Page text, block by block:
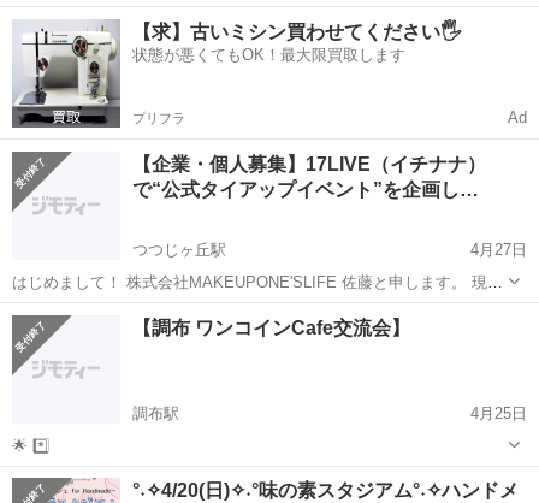
ャンペーンもやっているので詳細は ホームページからLINE公式アカウ
ントを登録して頂きお問い合わせください^.^/ <ホームページ> 1st-
for...
東京 調布市 調布駅 美容鍼
【求】古いミシン買わせてください🖐️
状態が悪くてもOK！最大限買取します
プリフラ Ad
【企業・個人募集】17LIVE（イチナナ）
で“公式タイアップイベント”を企画し…
つつじヶ丘駅
4月27日
はじめまして！ 株式会社MAKEUPONE'SLIFE 佐藤と申します。 現
在、コラボなどをしてPRを広げていきたい企業様やメーカー様、ファ
ッション業界、美容業界の方々を募集しております。 もちろん、その
他商...
東京 つつじヶ丘駅 ファン
【調布 ワンコインCafe交流会】
調布駅
4月25日
🌟 *️⃣
東京 調布市 調布駅 その他 Cafe
°˖✧4/20(日)✧˖°味の素スタジアム°˖✧ハンドメ